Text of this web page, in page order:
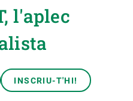
l'aplec
INSCRIU-T'HI!